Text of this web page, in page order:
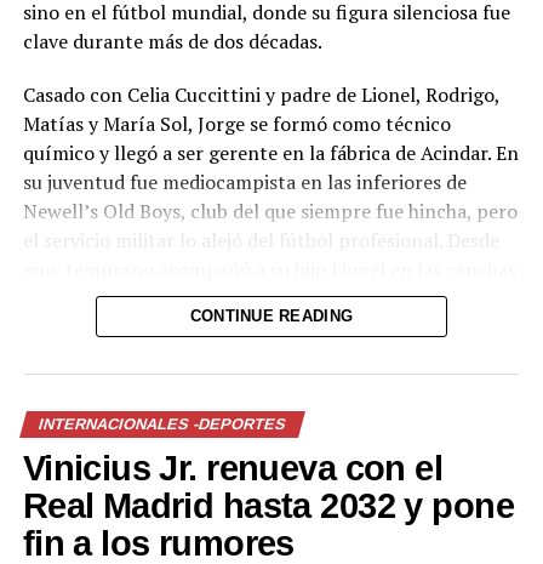
Otro fuerte choque deja 6 lesionados en San Rafael
Cedros
DON'T MISS
Él era Héctor Torres, motorista fallecido en fatal
accidente en Morazán
sino en el fútbol mundial, donde su figura silenciosa fue
clave durante más de dos décadas.
Casado con Celia Cuccittini y padre de Lionel, Rodrigo,
Matías y María Sol, Jorge se formó como técnico
químico y llegó a ser gerente en la fábrica de Acindar. En
su juventud fue mediocampista en las inferiores de
Newell’s Old Boys, club del que siempre fue hincha, pero
el servicio militar lo alejó del fútbol profesional. Desde
de Malvinas y en el club Grandoli, y fue el primero en
apostar por su talento.CONTINUE READING
INTERNACIONALES -DEPORTES
Vinicius Jr. renueva con el
Real Madrid hasta 2032 y pone
fin a los rumores